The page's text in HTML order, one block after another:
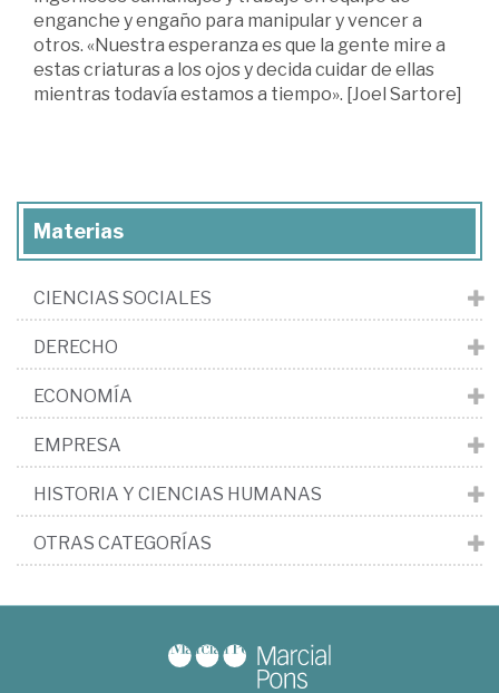
enganche y engaño para manipular y vencer a
otros. «Nuestra esperanza es que la gente mire a
estas criaturas a los ojos y decida cuidar de ellas
mientras todavía estamos a tiempo». [Joel Sartore]
Materias
CIENCIAS SOCIALES
DERECHO
ECONOMÍA
EMPRESA
HISTORIA Y CIENCIAS HUMANAS
OTRAS CATEGORÍAS